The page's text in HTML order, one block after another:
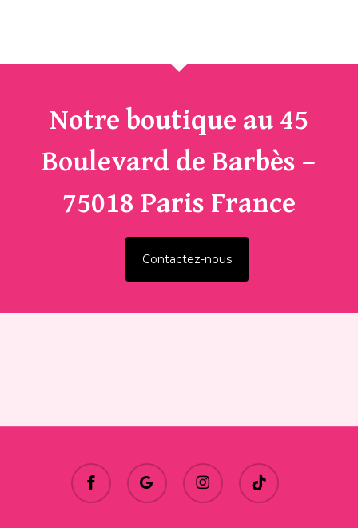
Notre boutique au 45
Boulevard de Barbès –
75018 Paris France
Contactez-nous
facebook
google-
plus
instagram tiktok